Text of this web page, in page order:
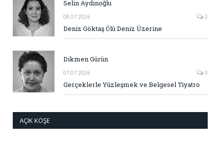
Selin Aydınoğlu
08.07.2026 2
Deniz Göktaş Ölü Deniz Üzerine
Dikmen Gürün
07.07.2026 0
Gerçeklerle Yüzleşmek ve Belgesel Tiyatro
AÇIK KÖŞE